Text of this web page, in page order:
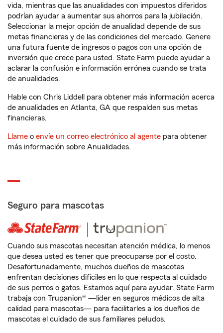
vida, mientras que las anualidades con impuestos diferidos
podrían ayudar a aumentar sus ahorros para la jubilación.
Seleccionar la mejor opción de anualidad depende de sus
metas financieras y de las condiciones del mercado. Genere
una futura fuente de ingresos o pagos con una opción de
inversión que crece para usted. State Farm puede ayudar a
aclarar la confusión e información errónea cuando se trata
de anualidades.
Hable con Chris Liddell para obtener más información acerca
de anualidades en Atlanta, GA que respalden sus metas
financieras.
Llame o envíe un correo electrónico al agente para obtener
más información sobre Anualidades.
Seguro para mascotas
Cuando sus mascotas necesitan atención médica, lo menos
que desea usted es tener que preocuparse por el costo.
Desafortunadamente, muchos dueños de mascotas
enfrentan decisiones difíciles en lo que respecta al cuidado
de sus perros o gatos. Estamos aquí para ayudar. State Farm
trabaja con Trupanion® —líder en seguros médicos de alta
calidad para mascotas— para facilitarles a los dueños de
mascotas el cuidado de sus familiares peludos.